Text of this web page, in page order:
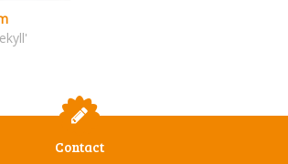
Contact